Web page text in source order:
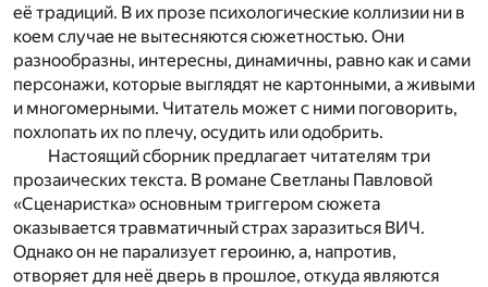
её традиций. В их прозе психологические коллизии ни в
коем случае не вытесняются сюжетностью. Они
разнообразны, интересны, динамичны, равно как и сами
персонажи, которые выглядят не картонными, а живыми
и многомерными. Читатель может с ними поговорить,
похлопать их по плечу, осудить или одобрить.
Настоящий сборник предлагает читателям три
прозаических текста. В романе Светланы Павловой
«Сценаристка» основным триггером сюжета
оказывается травматичный страх заразиться ВИЧ.
Однако он не парализует героиню, а, напротив,
отворяет для неё дверь в прошлое, откуда являются